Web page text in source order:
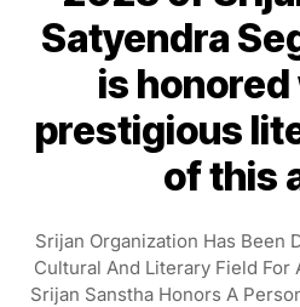
Satyendra
is
prestigious
of this
Srijan Organization Has Been
Cultural And Literary Field For
Srijan Sanstha Honors A